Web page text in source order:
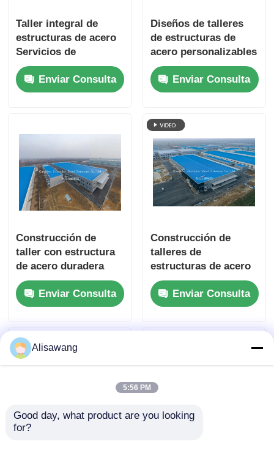
Taller integral de
estructuras de acero
Servicios de
construcción e
ingeniería para el
éxito de proyectos
Enviar Consulta
Diseños de talleres
de estructuras de
acero personalizables
y servicios de
construcción para
diversas aplicaciones
Enviar Consulta
Construcción de
taller con estructura
de acero duradera
con soluciones de
acero prediseñadas y
personalizables para
eficiencia del espacio
industrial
Enviar Consulta
Construcción de
talleres de
estructuras de acero
prefabricadas que
ofrecen soluciones de
acero duraderas y
Enviar Consulta
Alisawang
5:56 PM
Good day, what product are you looking
for?